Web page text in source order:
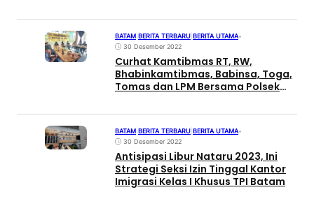
BATAM BERITA TERBARU BERITA UTAMA•
30 Desember 2022
Curhat Kamtibmas RT, RW,
Bhabinkamtibmas, Babinsa, Toga,
Tomas dan LPM Bersama Polsek
BATAM BERITA TERBARU BERITA UTAMA•
30 Desember 2022
Antisipasi Libur Nataru 2023, Ini
Strategi Seksi Izin Tinggal Kantor
Imigrasi Kelas I Khusus TPI Batam